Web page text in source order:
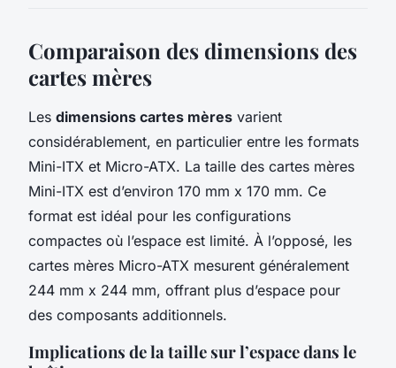
Comparaison des dimensions des
cartes mères
Les dimensions cartes mères varient
considérablement, en particulier entre les formats
Mini-ITX et Micro-ATX. La taille des cartes mères
Mini-ITX est d’environ 170 mm x 170 mm. Ce
format est idéal pour les configurations
compactes où l’espace est limité. À l’opposé, les
cartes mères Micro-ATX mesurent généralement
244 mm x 244 mm, offrant plus d’espace pour
des composants additionnels.
Implications de la taille sur l’espace dans le